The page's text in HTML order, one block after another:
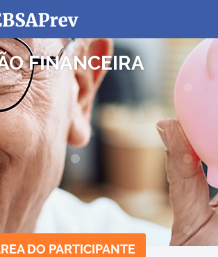
SOCIEDADE
DE
PRIVADA
FINANCEIRA
DO PARTICIPANTE